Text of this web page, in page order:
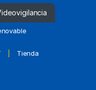
Tienda